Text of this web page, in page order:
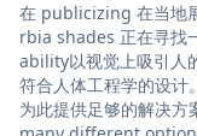
在 publicizing 在当地
rbia shades 正在寻找
ability以视觉上吸引人
符合人体工程学的设
为此提供足够的解决